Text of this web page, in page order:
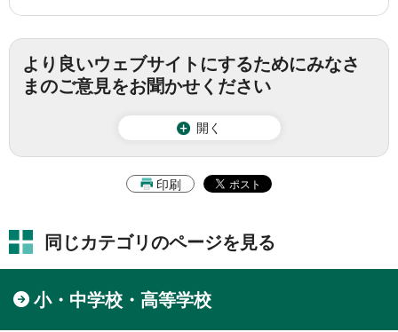
より良いウェブサイトにするためにみなさ
まのご意見をお聞かせください
開く
印刷
同じカテゴリのページを見る
小・中学校・高等学校